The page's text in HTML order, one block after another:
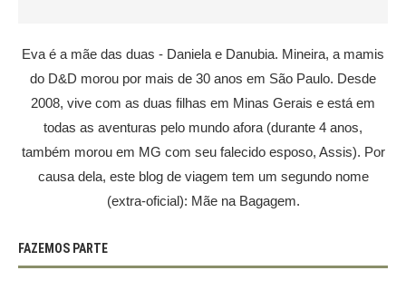
Eva é a mãe das duas - Daniela e Danubia. Mineira, a mamis
do D&D morou por mais de 30 anos em São Paulo. Desde
2008, vive com as duas filhas em Minas Gerais e está em
todas as aventuras pelo mundo afora (durante 4 anos,
também morou em MG com seu falecido esposo, Assis). Por
causa dela, este blog de viagem tem um segundo nome
(extra-oficial): Mãe na Bagagem.
FAZEMOS PARTE